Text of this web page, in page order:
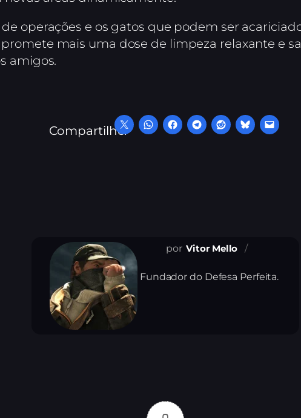
operações e os gatos que podem ser
mais uma dose de limpeza relaxante e
amigos.
Compartilhe:
Vitor Mello
Fundador do Defesa Perfeita.